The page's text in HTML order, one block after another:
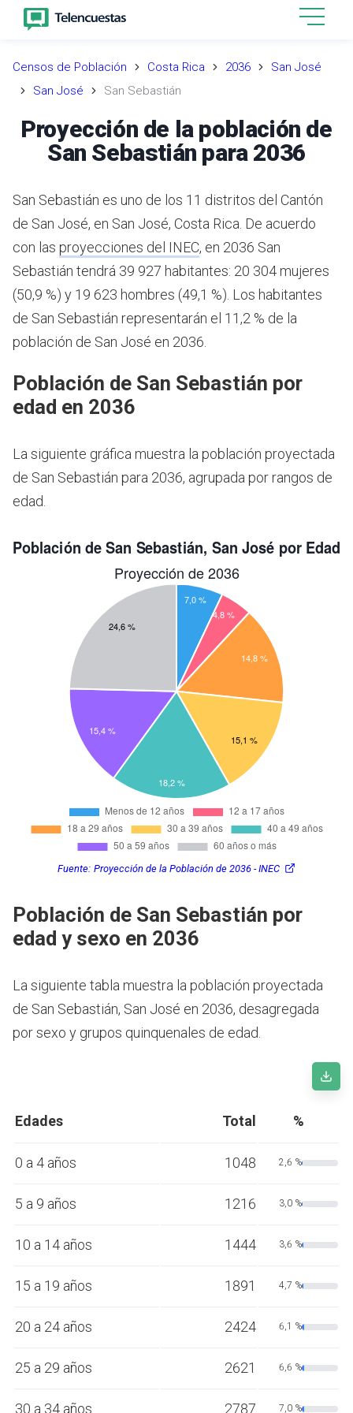
Censos de Población Costa Rica 2036
San José
San José
San Sebastián
Proyección de la población de
San Sebastián para 2036
San Sebastián es uno de los 11 distritos del Cantón
de San José, en San José, Costa Rica. De acuerdo
con las proyecciones del INEC, en 2036 San
Sebastián tendrá 39 927 habitantes: 20 304 mujeres
(50,9 %) y 19 623 hombres (49,1 %). Los habitantes
de San Sebastián representarán el 11,2 % de la
población de San José en 2036.
Población de San Sebastián por
edad en 2036
La siguiente gráfica muestra la población proyectada
de San Sebastián para 2036, agrupada por rangos de
edad.
Fuente: Proyección de la Población de 2036 - INEC
Población de San Sebastián por
edad y sexo en 2036
La siguiente tabla muestra la población proyectada
de San Sebastián, San José en 2036, desagregada
por sexo y grupos quinquenales de edad.
Edades Total %
0 a 4 años 1048 2,6 %
5 a 9 años 1216 3,0 %
10 a 14 años 1444 3,6 %
15 a 19 años 1891 4,7 %
20 a 24 años 2424 6,1 %
25 a 29 años 2621 6,6 %
30 a 34 años 2787 7,0 %